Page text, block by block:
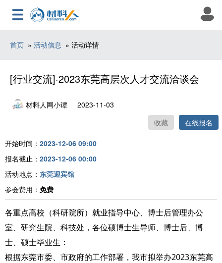
首页 » 活动信息 » 活动详情
[行业交流]·2023东莞高层次人才交流洽谈会
材料人网小谭 2023-11-03
收藏
在线报名
开始时间： 2023-12-06 09:00
报名截止： 2023-12-06 00:00
活动地点： 东莞迎宾馆
参会费用： 免费
各重点高校（科研院所）就业指导中心、博士后管理办公
室、研究生院、科技处，各位硕博士生导师、博士后、博
士、硕士毕业生：
根据东莞市委、市政府的工作部署，我市拟举办2023东莞高